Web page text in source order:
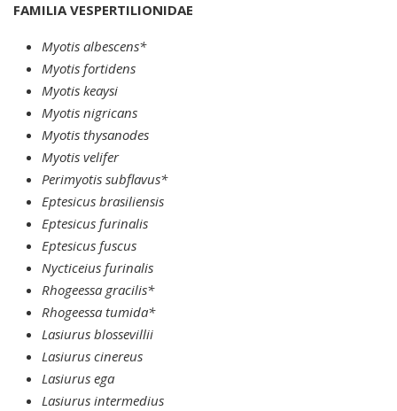
FAMILIA VESPERTILIONIDAE
Myotis albescens*
Myotis fortidens
Myotis keaysi
Myotis nigricans
Myotis thysanodes
Myotis velifer
Perimyotis subflavus*
Eptesicus brasiliensis
Eptesicus furinalis
Eptesicus fuscus
Nycticeius furinalis
Rhogeessa gracilis*
Rhogeessa tumida*
Lasiurus blossevillii
Lasiurus cinereus
Lasiurus ega
Lasiurus intermedius